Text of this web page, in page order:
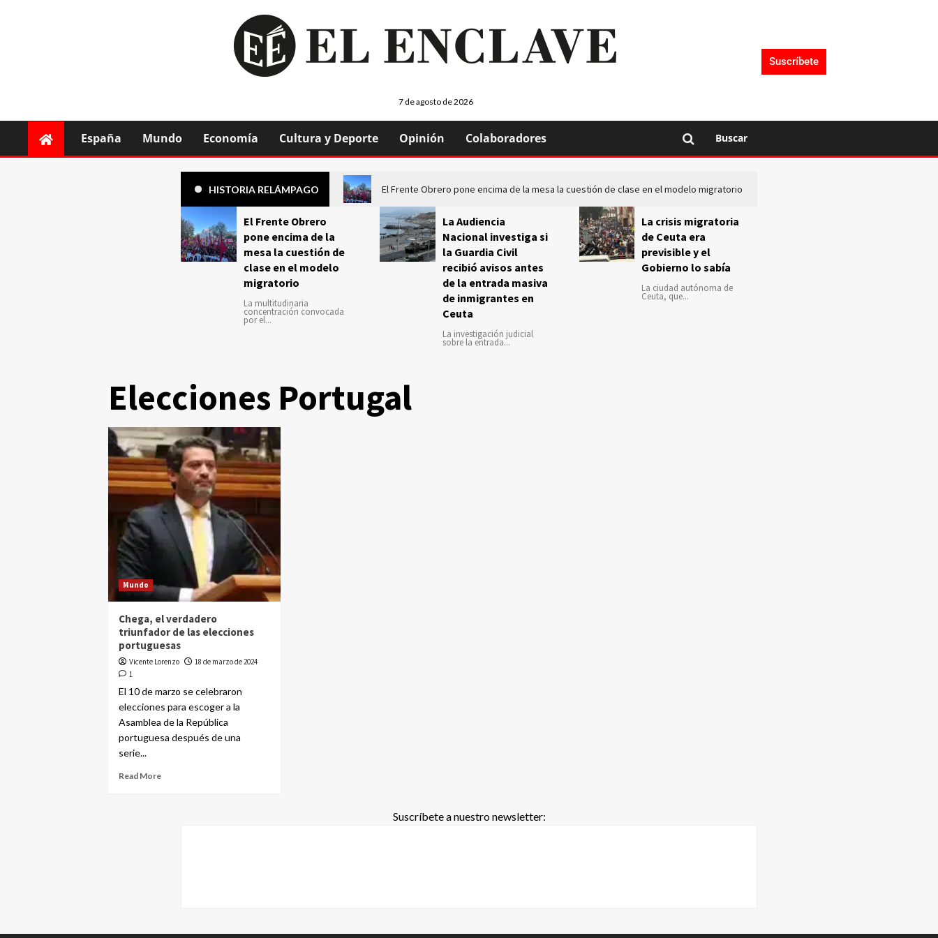
7 de agosto de 2026
Suscríbete
España Mundo Economía Cultura y Deporte Opinión Colaboradores Buscar
HISTORIA RELÁMPAGO El Frente Obrero pone encima de la mesa la cuestión de clase en el modelo migratorio
El Frente Obrero
pone encima de la
mesa la cuestión de
clase en el modelo
migratorio
La multitudinaria
concentración convocada
por el...
La Audiencia
Nacional investiga si
la Guardia Civil
recibió avisos antes
de la entrada masiva
de inmigrantes en
Ceuta
La investigación judicial
sobre la entrada...
La crisis migratoria
de Ceuta era
previsible y el
Gobierno lo sabía
La ciudad autónoma de
Ceuta, que...
Elecciones Portugal
Mundo
Chega, el verdadero
triunfador de las elecciones
portuguesas
Vicente Lorenzo
18 de marzo de 2024
1
El 10 de marzo se celebraron
elecciones para escoger a la
Asamblea de la República
portuguesa después de una
serie...
Read More
Suscríbete a nuestro newsletter: